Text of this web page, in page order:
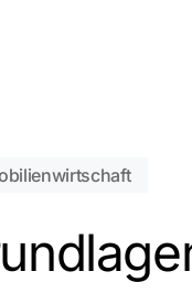
befinden sich